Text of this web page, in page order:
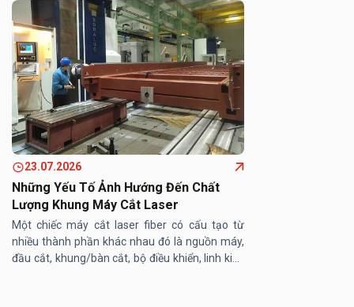
23.07.2026
Những Yếu Tố Ảnh Hướng Đến Chất
Lượng Khung Máy Cắt Laser
Một chiếc máy cắt laser fiber có cấu tạo từ
nhiều thành phần khác nhau đó là nguồn máy,
đầu cắt, khung/bàn cắt, bộ điều khiển, linh kiện